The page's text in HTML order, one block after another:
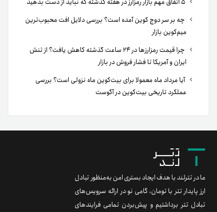
چه بر سر دوج کوین آمده است؟ بررسی دلایل افت محبوب‌ترین
میم‌کوین بازار
چرا قیمت رمزارزها در ۲۴ ساعت گذشته کاهش یافت؟ از تنش
ایران و آمریکا تا فشار فروش در بازار
آیا مرداد ماه معمولا برای بیت‌کوین ماه نزولی است؟ بررسی
عملکرد تاریخی بیت‌کوین در آگوست
ما در تترلند با هدف ایجاد بستری امن به‌منظور تبادل
ارز پایدار تتر با تومان، گامی نو در ارائه سرویس‌های
تبادل تتر برداشتیم و پیش‌بردن تمامی فرایندهای